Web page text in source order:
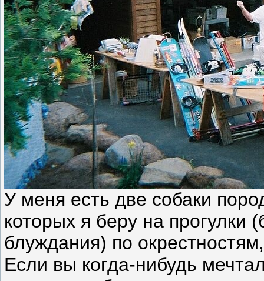
У меня есть две собаки
которых я беру на прогулки
блуждания) по
Если вы когда-нибудь